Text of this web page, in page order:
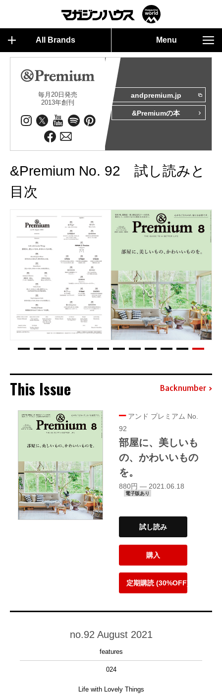
All Brands Menu
毎月20日発売
2013年創刊
andpremium.jp
&Premiumの本
&Premium No. 92 試し読みと
目次
This Issue Backnumber
アンド プレミアム No.
92
部屋に、美しいも
の、かわいいもの
を。
880円 — 2021.06.18
電子版あり
試し読み
購入
定期購読 (30%OFF)
no.92 August 2021
features
024
Life with Lovely Things